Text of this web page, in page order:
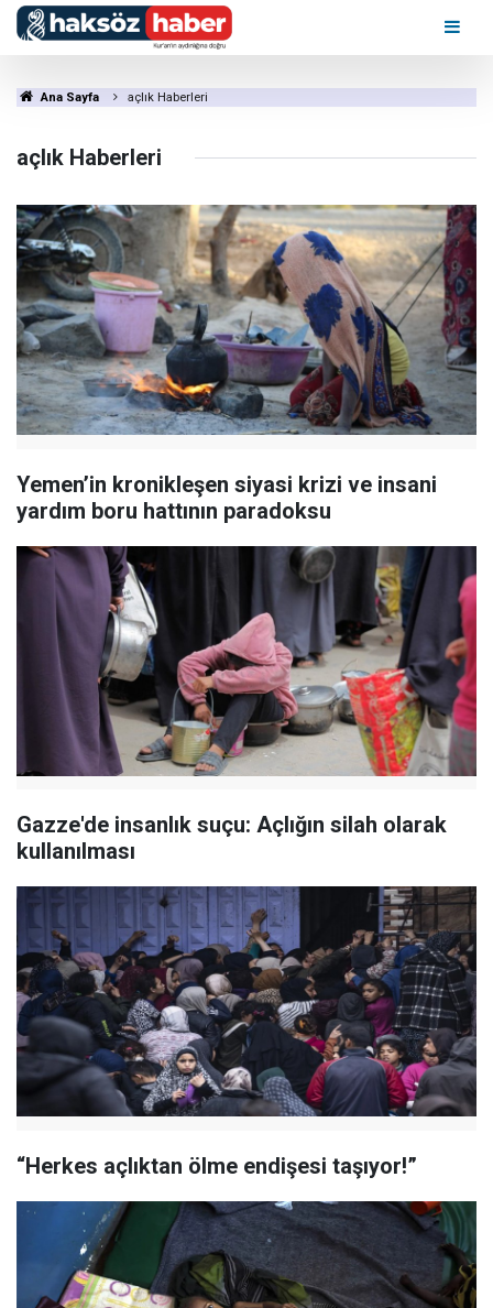
Ana Sayfa açlık Haberleri
açlık Haberleri
Yemen’in kronikleşen siyasi krizi ve insani
yardım boru hattının paradoksu
Gazze'de insanlık suçu: Açlığın silah olarak
kullanılması
“Herkes açlıktan ölme endişesi taşıyor!”